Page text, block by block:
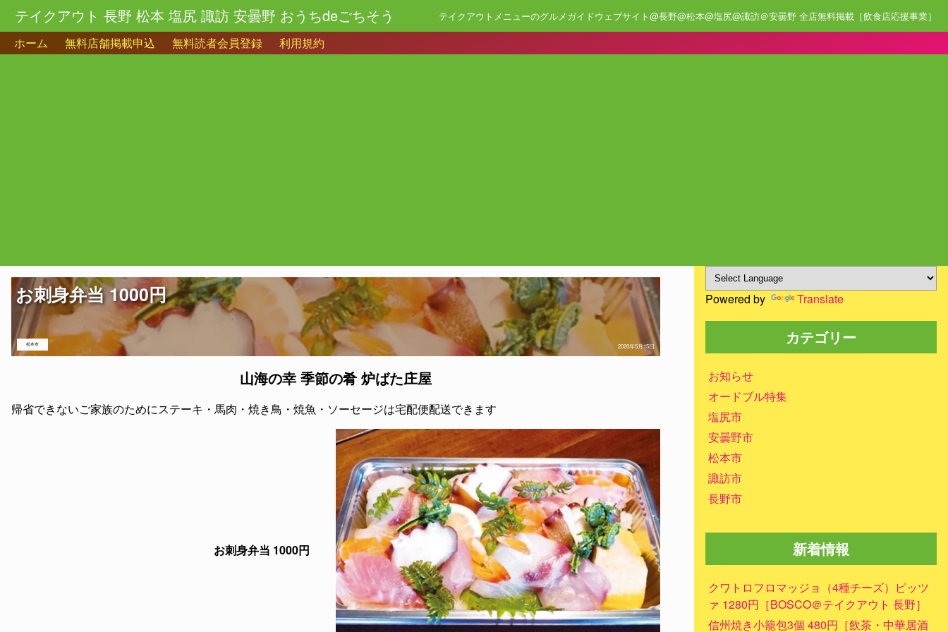
テイクアウト 長野 松本 塩尻 諏訪 安曇野 おうちdeごちそう テイクアウトメニューのグルメガイドウェブサイト@長野@松本@塩尻@諏訪＠安曇野 全店無料掲載［飲食店応援事業］
ホーム 無料店舗掲載申込 無料読者会員登録 利用規約
お刺身弁当 1000円
2020年5月15日
松本市
山海の幸 季節の肴 炉ばた庄屋
帰省できないご家族のためにステーキ・馬肉・焼き鳥・焼魚・ソーセージは宅配便配送できます
お刺身弁当 1000円
Powered by Translate
カテゴリー
お知らせ
オードブル特集
塩尻市
安曇野市
松本市
諏訪市
長野市
新着情報
クワトロフロマッジョ（4種チーズ）ピッツ
ァ 1280円［BOSCO＠テイクアウト 長野］
信州焼き小籠包3個 480円［飲茶・中華居酒